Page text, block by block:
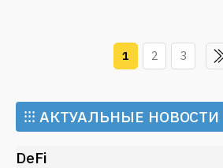
1 2 3
⁝⁝⁝ АКТУАЛЬНЫЕ НОВОСТИ
DeFi